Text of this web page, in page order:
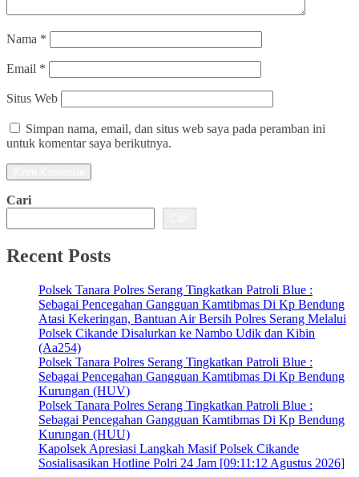
Nama *
Email *
Situs Web
Simpan nama, email, dan situs web saya pada peramban ini
untuk komentar saya berikutnya.
Cari
Recent Posts
Polsek Tanara Polres Serang Tingkatkan Patroli Blue :
Sebagai Pencegahan Gangguan Kamtibmas Di Kp Bendung
Atasi Kekeringan, Bantuan Air Bersih Polres Serang Melalui
Polsek Cikande Disalurkan ke Nambo Udik dan Kibin
(Aa254)
Polsek Tanara Polres Serang Tingkatkan Patroli Blue :
Sebagai Pencegahan Gangguan Kamtibmas Di Kp Bendung
Kurungan (HUV)
Polsek Tanara Polres Serang Tingkatkan Patroli Blue :
Sebagai Pencegahan Gangguan Kamtibmas Di Kp Bendung
Kurungan (HUU)
Kapolsek Apresiasi Langkah Masif Polsek Cikande
Sosialisasikan Hotline Polri 24 Jam [09:11:12 Agustus 2026]